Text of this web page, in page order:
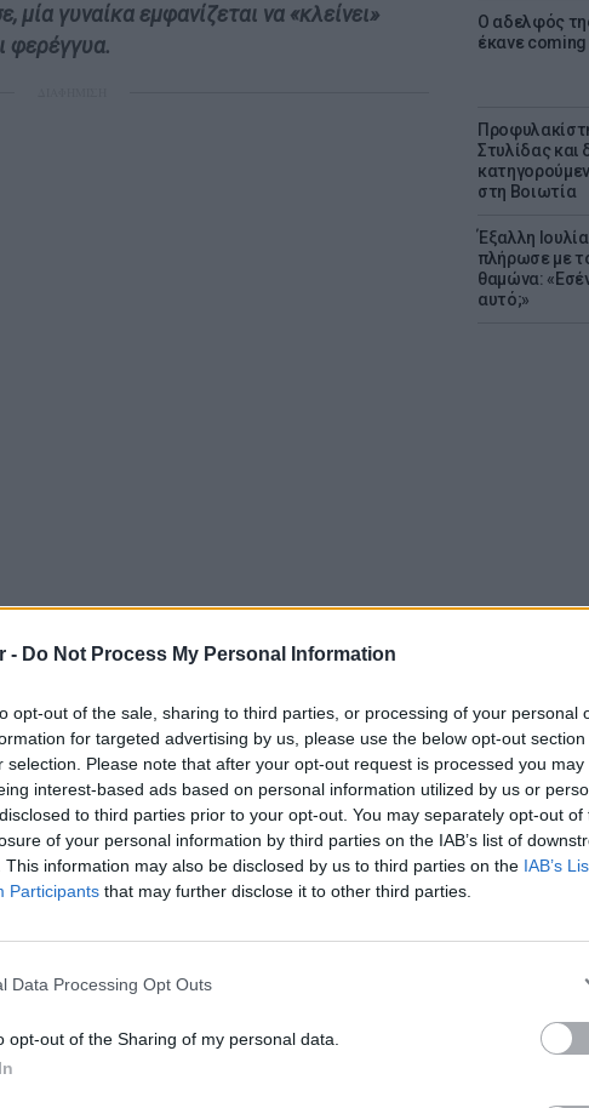
- Do Not Process My Personal Information
opt-out of the sale, sharing to third parties, or processing of your personal
for targeted advertising by us, please use the below opt-out section
selection. Please note that after your opt-out request is processed you may
interest-based ads based on personal information utilized by us or
to third parties prior to your opt-out. You may separately opt-out of
of your personal information by third parties on the IAB’s list of
This information may also be disclosed by us to third parties on the IAB’s
Participants that may further disclose it to other third parties.
Data Processing Opt Outs
opt-out of the Sharing of my personal data.
Ο αδελφός
έκανε
Στυλίδας και
στη Βοιωτία
Έξαλλη
πλήρωσε με
θαμώνα:
αυτό;»
Τροχαίο με
Μητέρα
γυναίκα εμφανίζεται να «κλείνει»
φερέγγυα.
δημόσια τα στοιχεία της ωστόσο
σε όποιον του στείλει
πως ο ίδιος μπλέχτηκε στα δίχτυα της
μάλιστα, αν και 25 χρόνια σε αυτόν
συναντά τέτοιο άτομο.
ξέρετε πως υπάρχει μια κυρία που κλείνει
Όποιος θέλει μπορεί να με ρωτήσει pm.
του χώρου ποια είναι για να
χώρο, άτομο σαν το συγκεκριμένο δεν έχω
ο Γιάννης Βαρδής στην ανάρτησή του.